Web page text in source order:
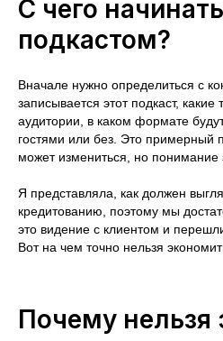
С чего
подкастом?
Вначале нужно определиться с
записывается этот подкаст,
аудитории, в каком формате
гостями или без. Это примерный
может измениться, но понимание
Я представляла, как должен
кредитованию, поэтому мы
это видение с клиентом и
Вот на чем точно нельзя
Почему нельзя